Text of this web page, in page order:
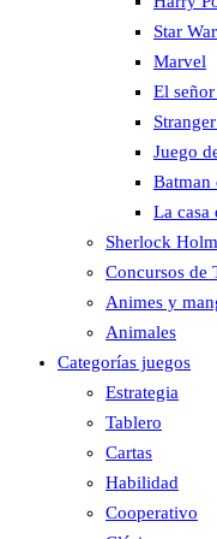
Star
Marvel
El
Juego
Batman
La casa
Sherlock
Concursos de
Animes y
Animales
Categorías juegos
Estrategia
Tablero
Cartas
Habilidad
Cooperativo